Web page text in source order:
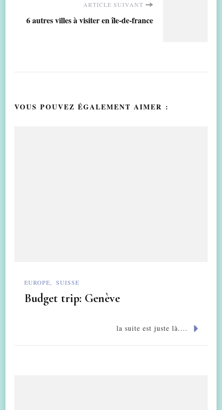
ARTICLE SUIVANT
6 autres villes à visiter en île-de-france
VOUS POUVEZ ÉGALEMENT AIMER :
EUROPE SUISSE
Budget trip: Genève
la suite est juste là....